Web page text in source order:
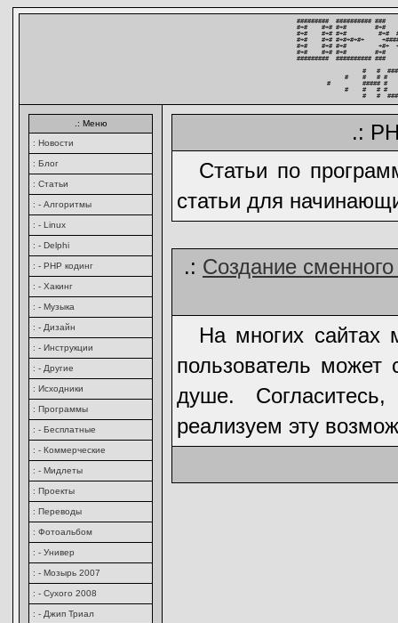
#########  ########## ###
#+#    #+# #+#        #+#
#+#    #+# #+#         #+#
#+#    #+# #+#+#+#+
#+#    #+# #+#         +#+
#+#    #+# #+#        #+#
#########  ##########
#   #
#    #   # #
#         ##### #
#    #   # #
#   #
.: Меню
: Новости
: Блог
: Статьи
: - Алгоритмы
: - Linux
: - Delphi
: - PHP кодинг
: - Хакинг
: - Музыка
: - Дизайн
: - Инструкции
: - Другие
: Исходники
: Программы
: - Бесплатные
: - Коммерческие
: - Мидлеты
: Проекты
: Переводы
: Фотоальбом
: - Универ
: - Мозырь 2007
: - Сухого 2008
: - Джип Триал
.:
Статьи по
статьи для
.: Создание
На многих сайтах
пользователь
душе.
реализуем эту